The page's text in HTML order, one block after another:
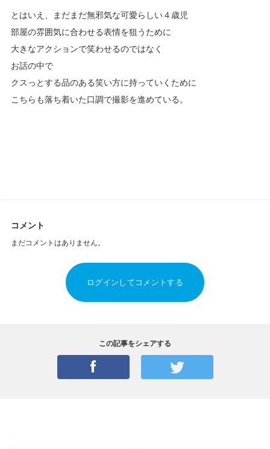
とはいえ、まだまだ無邪気な可愛らしい４歳児
部屋の雰囲気に合わせる表情を狙うために
大きなアクションで笑わせるのではなく
お話の中で
クスっとする品のある笑い方に持っていくために
こちらも落ち着いた口調で撮影を進めている。
コメント
まだコメントはありません。
ログインしてコメントする
この記事をシェアする